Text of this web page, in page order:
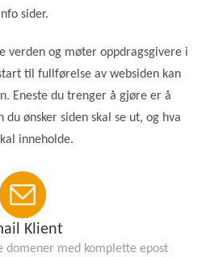
sider.
verden og møter oppdragsgivere i
til fullførelse av websiden kan
Eneste du trenger å gjøre er å
ønsker siden skal se ut, og hva
inneholde.
Klient
med komplette epost